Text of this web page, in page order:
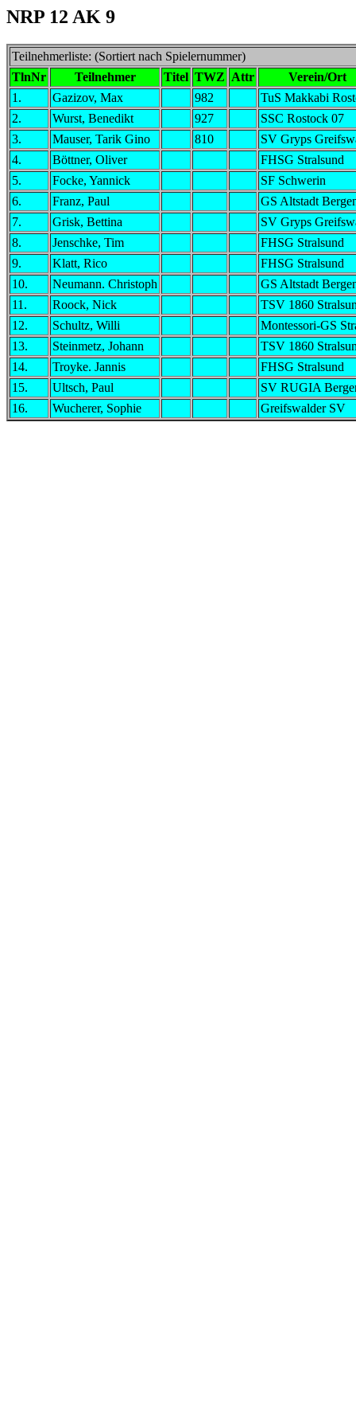
NRP 12 AK 9
Teilnehmerliste: (Sortiert nach Spielernummer)
TlnNr
Teilnehmer Titel TWZ Attr
Verein/Ort
1.
Gazizov, Max 982
TuS Makkabi
2.
Wurst, Benedikt 927
SSC Rostock 07
3.
Mauser, Tarik Gino 810
SV Gryps
4.
Böttner, Oliver
FHSG Stralsund
5.
Focke, Yannick
SF Schwerin
6.
Franz, Paul
GS Altstadt
7.
Grisk, Bettina
SV Gryps
8.
Jenschke, Tim
FHSG Stralsund
9.
Klatt, Rico
FHSG Stralsund
10.
Neumann. Christoph
GS Altstadt
11.
Roock, Nick
TSV 1860
12.
Schultz, Willi
Montessori-GS
13.
Steinmetz, Johann
TSV 1860
14.
Troyke. Jannis
FHSG Stralsund
15.
Ultsch, Paul
SV RUGIA
16.
Wucherer, Sophie Greifswalder SV